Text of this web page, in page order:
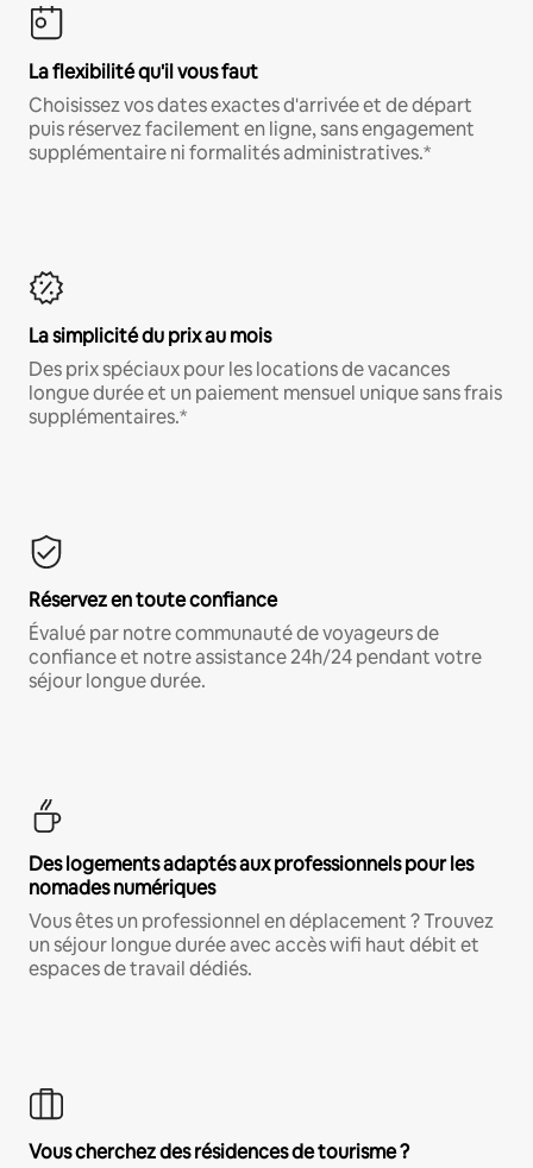
La flexibilité qu'il vous faut
Choisissez vos dates exactes d'arrivée et de départ
puis réservez facilement en ligne, sans engagement
supplémentaire ni formalités administratives.*
La simplicité du prix au mois
Des prix spéciaux pour les locations de vacances
longue durée et un paiement mensuel unique sans frais
supplémentaires.*
Réservez en toute confiance
Évalué par notre communauté de voyageurs de
confiance et notre assistance 24h/24 pendant votre
séjour longue durée.
Des logements adaptés aux professionnels pour les
nomades numériques
Vous êtes un professionnel en déplacement ? Trouvez
un séjour longue durée avec accès wifi haut débit et
espaces de travail dédiés.
Vous cherchez des résidences de tourisme ?